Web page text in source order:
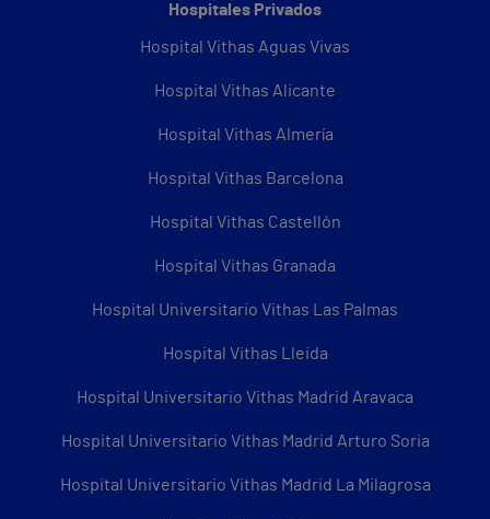
Hospitales Privados
Hospital Vithas Aguas Vivas
Hospital Vithas Alicante
Hospital Vithas Almería
Hospital Vithas Barcelona
Hospital Vithas Castellón
Hospital Vithas Granada
Hospital Universitario Vithas Las Palmas
Hospital Vithas Lleida
Hospital Universitario Vithas Madrid Aravaca
Hospital Universitario Vithas Madrid Arturo Soria
Hospital Universitario Vithas Madrid La Milagrosa